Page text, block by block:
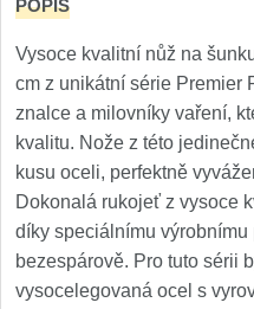
Ostřiče nožů V-Sharp
Brúsky na nože 9
Brúsne kamene 1
Doplnky a diely 3
Dopredaj 11
POPIS
Vysoce kvalitní nůž na
cm z unikátní série Premier
znalce a milovníky vaření,
kvalitu. Nože z této
kusu oceli, perfektně
Dokonalá rukojeť z vysoce
díky speciálnímu
bezespárově. Pro tuto sérii
vysocelegovaná ocel s